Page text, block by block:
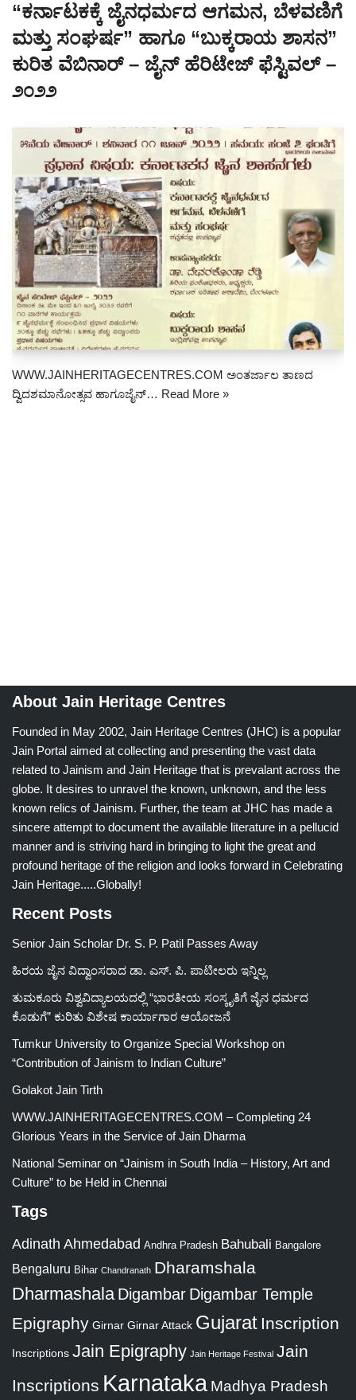
“ಕರ್ನಾಟಕಕ್ಕೆ ಜೈನಧರ್ಮದ ಆಗಮನ, ಬೆಳವಣಿಗೆ
ಮತ್ತು ಸಂಘರ್ಷ” ಹಾಗೂ “ಬುಕ್ಕರಾಯ ಶಾಸನ”
ಕುರಿತ ವೆಬಿನಾರ್ – ಜೈನ್ ಹೆರಿಟೇಜ್ ಫೆಸ್ಟಿವಲ್ –
೨೦೨೨
WWW.JAINHERITAGECENTRES.COM ಅಂತರ್ಜಾಲ ತಾಣದ
ದ್ವಿದಶಮಾನೋತ್ಸವ ಹಾಗೂಜೈನ್… Read More »
About Jain Heritage Centres
Founded in May 2002, Jain Heritage Centres (JHC) is a popular
Jain Portal aimed at collecting and presenting the vast data
related to Jainism and Jain Heritage that is prevalant across the
globe. It desires to unravel the known, unknown, and the less
known relics of Jainism. Further, the team at JHC has made a
sincere attempt to document the available literature in a pellucid
manner and is striving hard in bringing to light the great and
profound heritage of the religion and looks forward in Celebrating
Jain Heritage.....Globally!
Recent Posts
Senior Jain Scholar Dr. S. P. Patil Passes Away
ಹಿರಯ ಜೈನ ವಿದ್ವಾಂಸರಾದ ಡಾ. ಎಸ್. ಪಿ. ಪಾಟೀಲರು ಇನ್ನಿಲ್ಲ
ತುಮಕೂರು ವಿಶ್ವವಿದ್ಯಾಲಯದಲ್ಲಿ “ಭಾರತೀಯ ಸಂಸ್ಕೃತಿಗೆ ಜೈನ ಧರ್ಮದ
ಕೊಡುಗೆ” ಕುರಿತು ವಿಶೇಷ ಕಾರ್ಯಾಗಾರ ಆಯೋಜನೆ
Tumkur University to Organize Special Workshop on
“Contribution of Jainism to Indian Culture”
Golakot Jain Tirth
WWW.JAINHERITAGECENTRES.COM – Completing 24
Glorious Years in the Service of Jain Dharma
National Seminar on “Jainism in South India – History, Art and
Culture” to be Held in Chennai
Tags
Adinath Ahmedabad Andhra Pradesh Bahubali Bangalore
Bengaluru Bihar Chandranath Dharamshala
Dharmashala Digambar Digambar Temple
Epigraphy Girnar Girnar Attack Gujarat Inscription
Inscriptions Jain Epigraphy Jain Heritage Festival Jain
Inscriptions Karnataka Madhya Pradesh